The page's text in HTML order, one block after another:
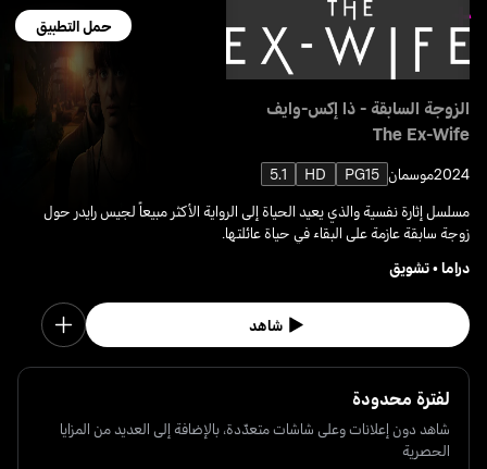
حمل التطبيق
الزوجة السابقة - ذا إكس-وايف
The Ex-Wife
2024موسمان PG15
HD
5.1
مسلسل إثارة نفسية والذي يعيد الحياة إلى الرواية الأكثر مبيعاً لجيس رايدر حول
زوجة سابقة عازمة على البقاء في حياة عائلتها.
دراما•تشويق
شاهد
لفترة محدودة
شاهد دون إعلانات وعلى شاشات متعدّدة، بالإضافة إلى العديد من المزايا
الحصرية